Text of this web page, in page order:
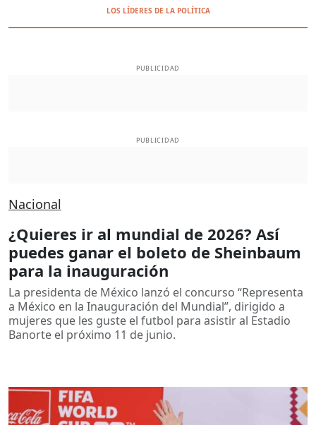
LOS LÍDERES DE LA POLÍTICA
PUBLICIDAD
PUBLICIDAD
Nacional
¿Quieres ir al mundial de 2026? Así
puedes ganar el boleto de Sheinbaum
para la inauguración
La presidenta de México lanzó el concurso “Representa
a México en la Inauguración del Mundial”, dirigido a
mujeres que les guste el futbol para asistir al Estadio
Banorte el próximo 11 de junio.